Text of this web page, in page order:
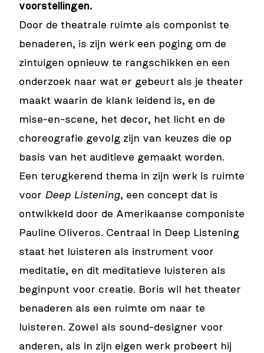
voorstellingen.
Door de theatrale ruimte als componist te
benaderen, is zijn werk een poging om de
zintuigen opnieuw te rangschikken en een
onderzoek naar wat er gebeurt als je theater
maakt waarin de klank leidend is, en de
mise-en-scene, het decor, het licht en de
choreografie gevolg zijn van keuzes die op
basis van het auditieve gemaakt worden.
Een terugkerend thema in zijn werk is ruimte
voor Deep Listening, een concept dat is
ontwikkeld door de Amerikaanse componiste
Pauline Oliveros. Centraal in Deep Listening
staat het luisteren als instrument voor
meditatie, en dit meditatieve luisteren als
beginpunt voor creatie. Boris wil het theater
benaderen als een ruimte om naar te
luisteren. Zowel als sound-designer voor
anderen, als in zijn eigen werk probeert hij